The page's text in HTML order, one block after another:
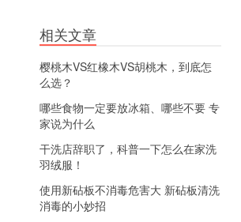
相关文章
樱桃木VS红橡木VS胡桃木，到底怎
么选？
哪些食物一定要放冰箱、哪些不要 专
家说为什么
干洗店辞职了，科普一下怎么在家洗
羽绒服！
使用新砧板不消毒危害大 新砧板清洗
消毒的小妙招